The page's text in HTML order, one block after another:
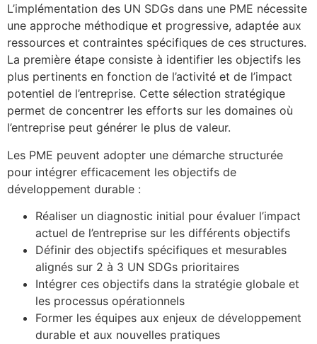
L’implémentation des UN SDGs dans une PME nécessite
une approche méthodique et progressive, adaptée aux
ressources et contraintes spécifiques de ces structures.
La première étape consiste à identifier les objectifs les
plus pertinents en fonction de l’activité et de l’impact
potentiel de l’entreprise. Cette sélection stratégique
permet de concentrer les efforts sur les domaines où
l’entreprise peut générer le plus de valeur.
Les PME peuvent adopter une démarche structurée
pour intégrer efficacement les objectifs de
développement durable :
Réaliser un diagnostic initial pour évaluer l’impact
actuel de l’entreprise sur les différents objectifs
Définir des objectifs spécifiques et mesurables
alignés sur 2 à 3 UN SDGs prioritaires
Intégrer ces objectifs dans la stratégie globale et
les processus opérationnels
Former les équipes aux enjeux de développement
durable et aux nouvelles pratiques